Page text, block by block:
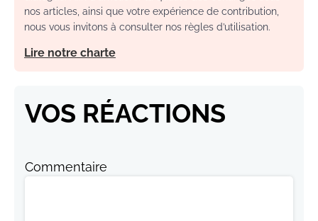
nos articles, ainsi que votre expérience de contribution,
nous vous invitons à consulter nos règles d’utilisation.
Lire notre charte
VOS RÉACTIONS
Commentaire